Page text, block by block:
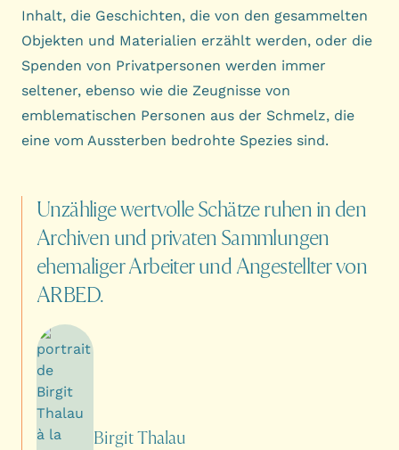
Inhalt, die Geschichten, die von den gesammelten
Objekten und Materialien erzählt werden, oder die
Spenden von Privatpersonen werden immer
seltener, ebenso wie die Zeugnisse von
emblematischen Personen aus der Schmelz, die
eine vom Aussterben bedrohte Spezies sind.
UnzähligewertvolleSchätzeruhen in den
Archiven und privaten Sammlungen
ehemaligerArbeiterundAngestelltervon
ARBED.
Birgit Thalau